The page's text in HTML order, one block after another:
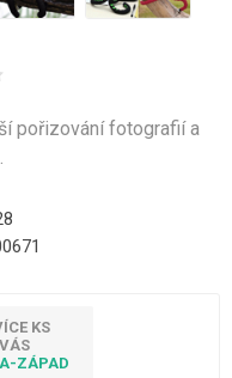
pořizování fotografií a
KS
ZÁPAD